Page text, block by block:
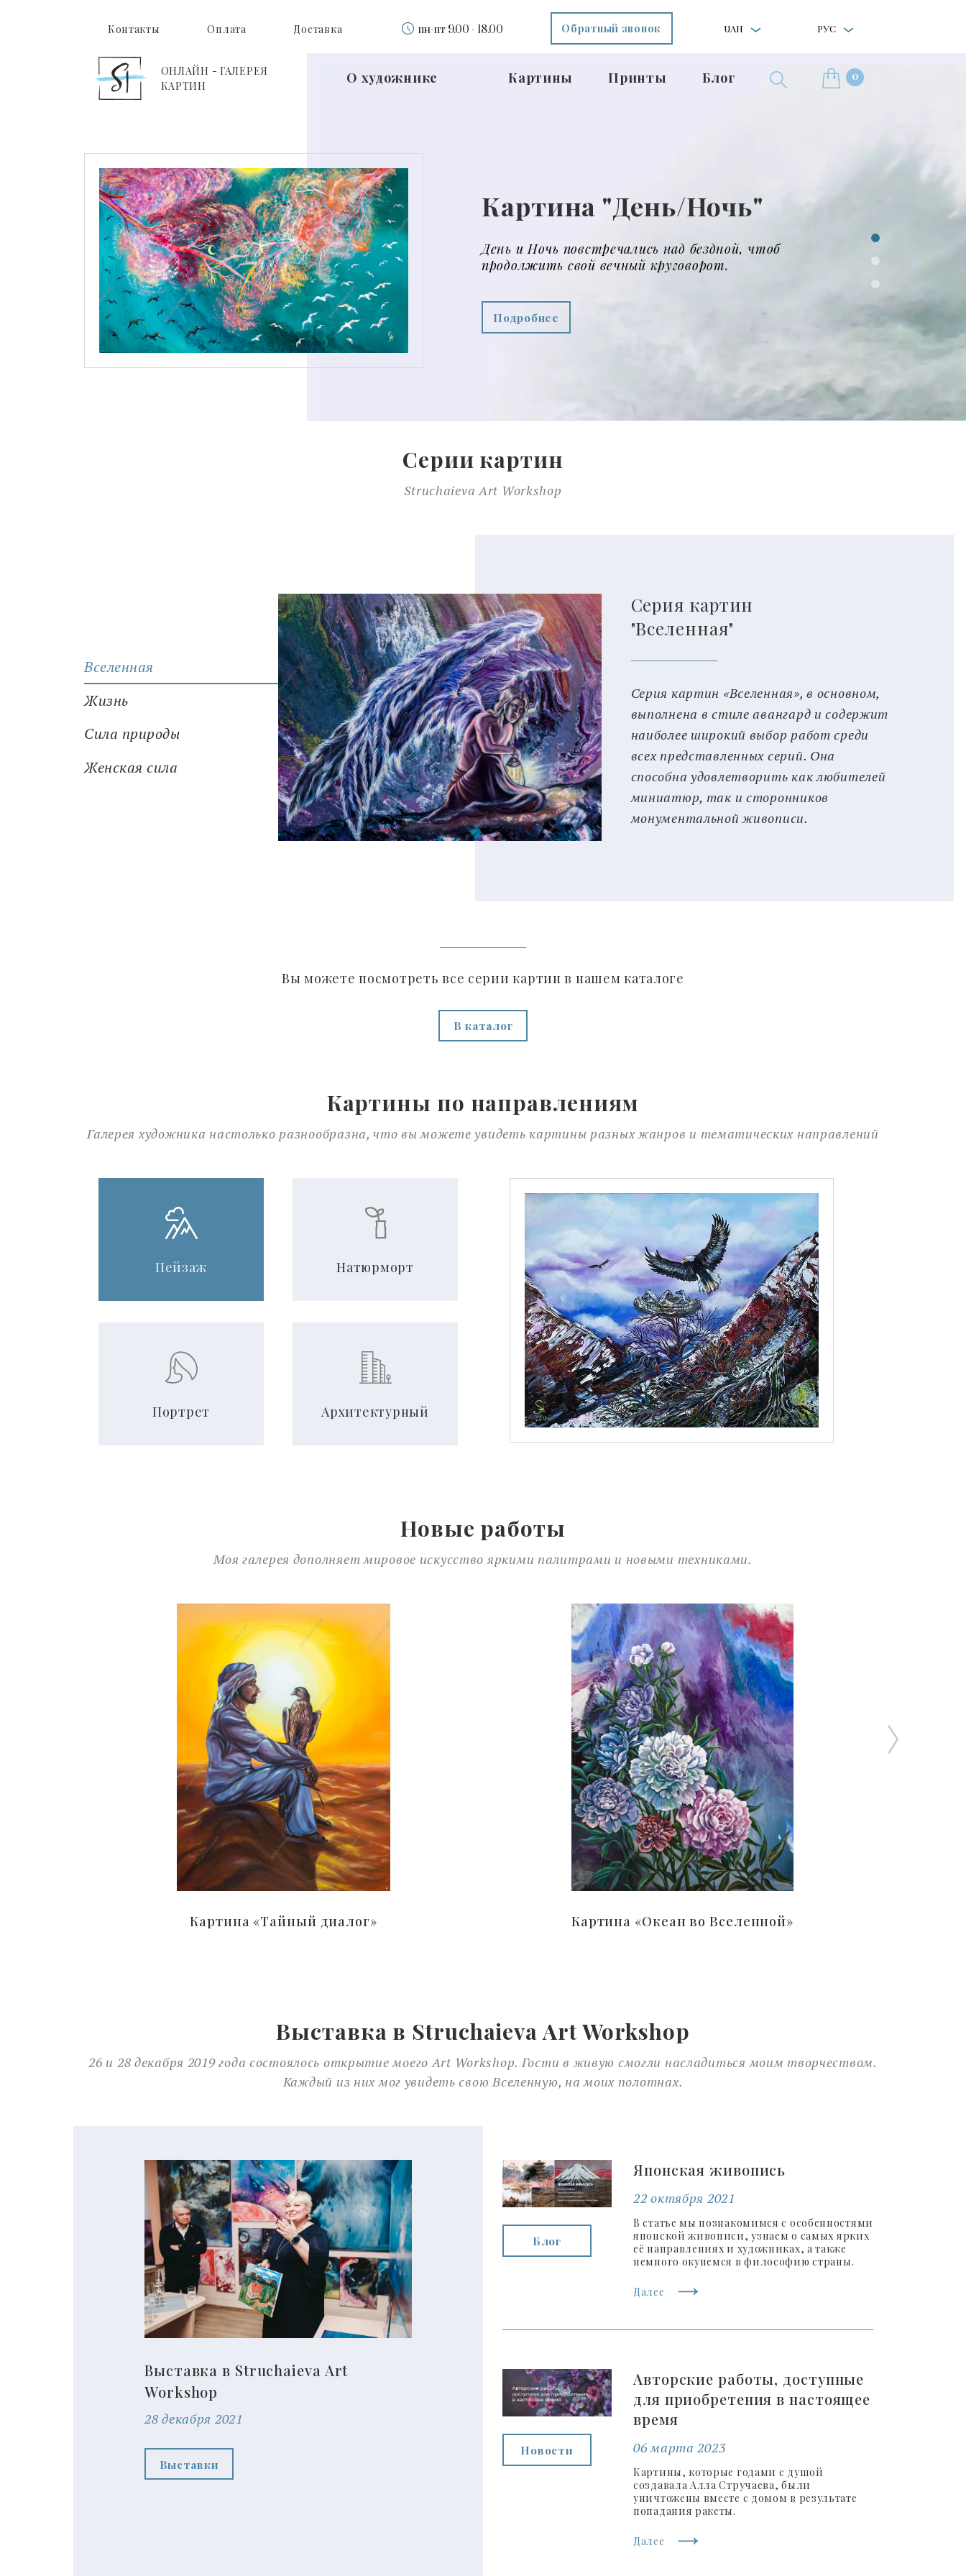
Контакты Оплата Доставка пн-пт 9.00 - 18.00 Обратный звонок UAH РУС
ОНЛАЙН - ГАЛЕРЕЯ
КАРТИН
О художнике Картины Принты Блог 0
Вселенной”
На просторах Вселенной слышатся отклики
неизведанных человеческому разуму инородных
Серии картин
Struchaieva Art Workshop
Вселенная
Жизнь
Сила природы
Женская сила
Серия картин
"Вселенная"
Серия картин «Вселенная», в основном,
выполнена в стиле авангард и содержит
наиболее широкий выбор работ среди
всех представленных серий. Она
способна удовлетворить как любителей
миниатюр, так и сторонников
монументальной живописи.
Вы можете посмотреть все серии картин в нашем каталоге
В каталог
Картины по направлениям
Галерея художника настолько разнообразна, что вы можете увидеть картины разных жанров и тематических направлений
Пейзаж Натюрморт
Портрет Архитектурный
Новые работы
Моя галерея дополняет мировое искусство яркими палитрами и новыми техниками.
Картина «Тайный диалог» Картина «Океан во Вселенной»
Выставка в Struchaieva Art Workshop
26 и 28 декабря 2019 года состоялось открытие моего Art Workshop. Гости в живую смогли насладиться моим творчеством.
Каждый из них мог увидеть свою Вселенную, на моих полотнах.
Выставка в Struchaieva Art
Workshop
28 декабря 2021
Выставки
Блог
Японская живопись
22 октября 2021
В статье мы познакомимся с особенностями
японской живописи, узнаем о самых ярких
её направлениях и художниках, а также
немного окунемся в философию страны.
Далее
Новости
Авторские работы, доступные
для приобретения в настоящее
время
06 марта 2023
Картины, которые годами с душой
создавала Алла Стручаева, были
уничтожены вместе с домом в результате
попадания ракеты.
Далее